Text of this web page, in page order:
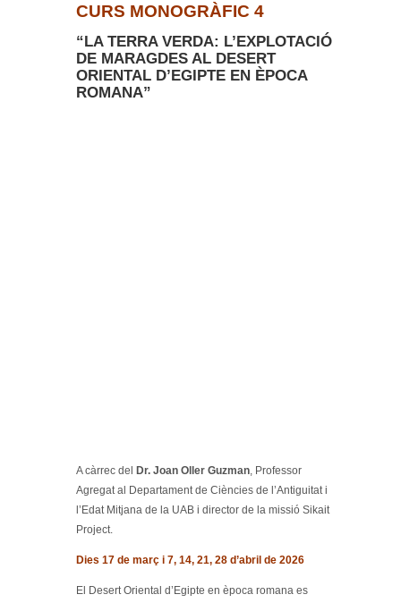
CURS MONOGRÀFIC 4
“LA TERRA VERDA: L’EXPLOTACIÓ
DE MARAGDES AL DESERT
ORIENTAL D’EGIPTE EN ÈPOCA
ROMANA”
A càrrec del Dr. Joan Oller Guzman, Professor
Agregat al Departament de Ciències de l’Antiguitat i
l’Edat Mitjana de la UAB i director de la missió Sikait
Project.
Dies 17 de març i 7, 14, 21, 28 d’abril de 2026
El Desert Oriental d’Egipte en època romana es